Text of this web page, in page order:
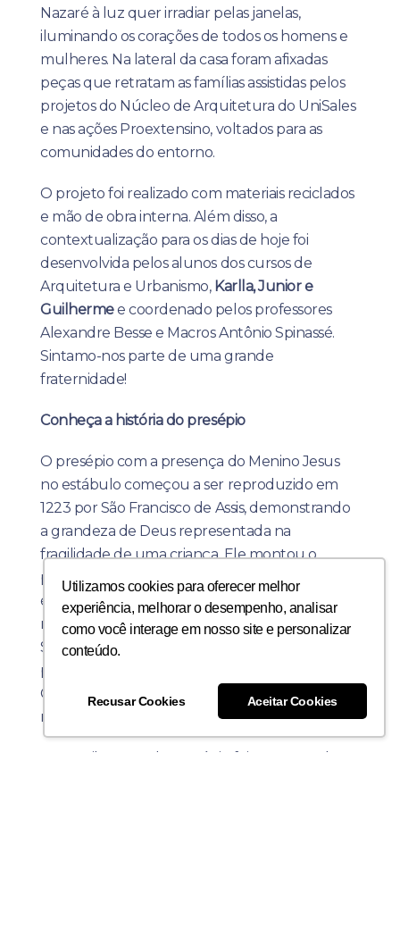
Utilizamos cookies para oferecer melhor
experiência, melhorar o desempenho, analisar
como você interage em nosso site e personalizar
conteúdo.
Recusar Cookies Aceitar Cookies
Nazaré à luz quer irradiar pelas janelas,
iluminando os corações de todos os homens e
mulheres. Na lateral da casa foram afixadas
peças que retratam as famílias assistidas pelos
projetos do Núcleo de Arquitetura do UniSales
e nas ações Proextensino, voltados para as
comunidades do entorno.
O projeto foi realizado com materiais reciclados
e mão de obra interna. Além disso, a
contextualização para os dias de hoje foi
desenvolvida pelos alunos dos cursos de
Arquitetura e Urbanismo, Karlla, Junior e
Guilhermee coordenado pelos professores
Alexandre Besse e Macros Antônio Spinassé.
Sintamo-nos parte de uma grande
fraternidade!
Conheça a história do presépio
O presépio com a presença do Menino Jesus
no estábulo começou a ser reproduzido em
1223 por São Francisco de Assis, demonstrando
a grandeza de Deus representada na
fragilidade de uma criança. Ele montou o
primeiro presépio em uma gruta, na Itália. Na
época, a Igreja não permitia a realização de
representações litúrgicas nas paróquias, mas
São Francisco pediu a dispensa da proibição
para relembrar ao povo a natividade de Jesus
Cristo. O objetivo era facilitar a compreensão do
nascimento de Jesus.